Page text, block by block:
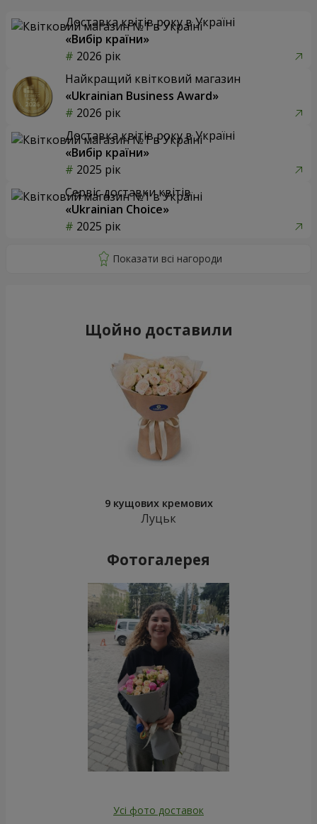
Доставка квітів року в Україні
«Вибір країни»
2026 рік
Найкращий квітковий магазин
«Ukrainian Business Award»
2026 рік
Доставка квітів року в Україні
«Вибір країни»
2025 рік
Сервіс доставки квітів
«Ukrainian Choice»
2025 рік
Щойно доставили
9 кущових кремових
Луцьк
Фотогалерея
Усі фото доставок